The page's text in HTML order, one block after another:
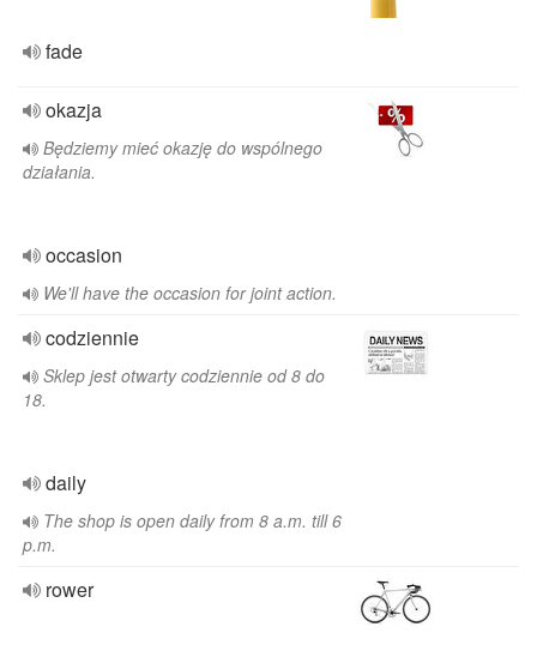
fade
okazja
Będziemy mieć okazję do wspólnego
działania.
occasion
We'll have the occasion for joint action.
codziennie
Sklep jest otwarty codziennie od 8 do
18.
daily
The shop is open daily from 8 a.m. till 6
p.m.
rower